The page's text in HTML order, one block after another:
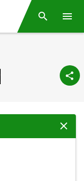
Otsing
Sulge